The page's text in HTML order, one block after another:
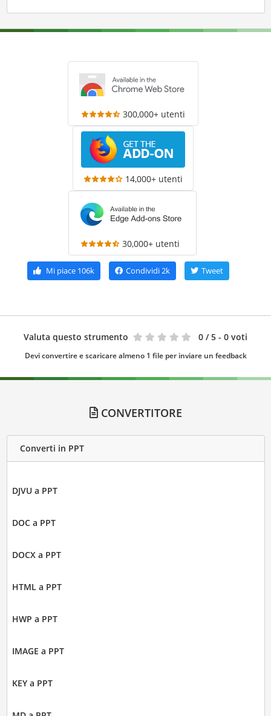
300,000+ utenti
14,000+ utenti
30,000+ utenti
Mi piace 106k Condividi 2k Tweet
Valuta questo strumento 0 / 5 - 0 voti
Devi convertire e scaricare almeno 1 file per inviare un feedback
CONVERTITORE
Converti in PPT
DJVU a PPT
DOC a PPT
DOCX a PPT
HTML a PPT
HWP a PPT
IMAGE a PPT
KEY a PPT